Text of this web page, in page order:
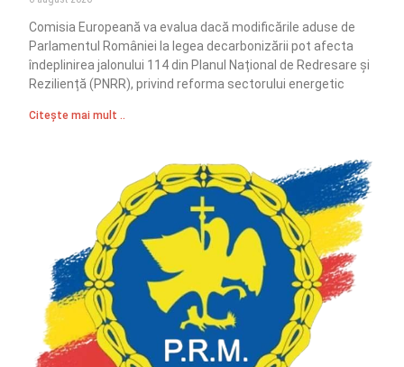
Comisia Europeană va evalua dacă modificările aduse de
Parlamentul României la legea decarbonizării pot afecta
îndeplinirea jalonului 114 din Planul Național de Redresare și
Reziliență (PNRR), privind reforma sectorului energetic
Citește mai mult ..